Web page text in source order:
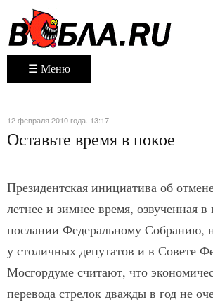
☰ Меню
12 февраля 2010 года. 13:17
Оставьте время в покое
Президентская инициатива об
летнее и зимнее время, озвученная в
послании Федеральному Собранию,
у столичных депутатов и в Совете
Мосгордуме считают, что
перевода стрелок дважды в год не